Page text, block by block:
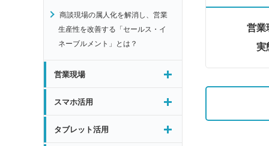
営業
実
商談現場の属人化を解消し、営業
生産性を改善する「セールス・イ
ネーブルメント」とは？
営業現場
スマホ活用
タブレット活用